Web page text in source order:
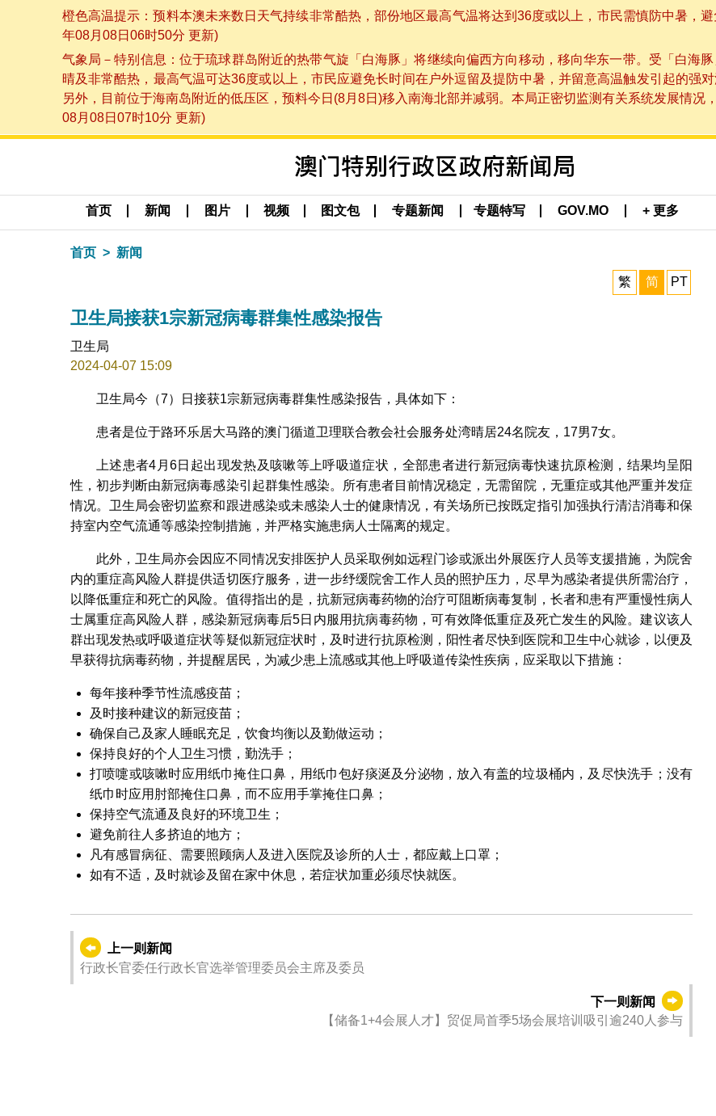
橙色高温提示：预料本澳未来数日天气持续非常酷热，部份地区最高气温将达到36度或以上，市民需慎防中暑，
年08月08日06时50分 更新)
气象局－特别信息：位于琉球群岛附近的热带气旋「白海豚」将继续向偏西方向移动，移向华东一带。受「白海
晴及非常酷热，最高气温可达36度或以上，市民应避免长时间在户外逗留及提防中暑，并留意高温触发引起的强
另外，目前位于海南岛附近的低压区，预料今日(8月8日)移入南海北部并减弱。本局正密切监测有关系统发展情况
08月08日07时10分 更新)
首页 新闻 图片 视频 图文包 专题新闻 专题特写 GOV.MO + 更多
首页 新闻
繁 简 PT
卫生局接获1宗新冠病毒群集性感染报告
卫生局
2024-04-07 15:09
卫生局今（7）日接获1宗新冠病毒群集性感染报告，具体如下：
患者是位于路环乐居大马路的澳门循道卫理联合教会社会服务处湾晴居24名院友，17男7女。
上述患者4月6日起出现发热及咳嗽等上呼吸道症状，全部患者进行新冠病毒快速抗原检测，结果均呈阳
性，初步判断由新冠病毒感染引起群集性感染。所有患者目前情况稳定，无需留院，无重症或其他严重并发症
情况。卫生局会密切监察和跟进感染或未感染人士的健康情况，有关场所已按既定指引加强执行清洁消毒和保
持室内空气流通等感染控制措施，并严格实施患病人士隔离的规定。
此外，卫生局亦会因应不同情况安排医护人员采取例如远程门诊或派出外展医疗人员等支援措施，为院舍
内的重症高风险人群提供适切医疗服务，进一步纾缓院舍工作人员的照护压力，尽早为感染者提供所需治疗，
以降低重症和死亡的风险。值得指出的是，抗新冠病毒药物的治疗可阻断病毒复制，长者和患有严重慢性病人
士属重症高风险人群，感染新冠病毒后5日内服用抗病毒药物，可有效降低重症及死亡发生的风险。建议该人
群出现发热或呼吸道症状等疑似新冠症状时，及时进行抗原检测，阳性者尽快到医院和卫生中心就诊，以便及
早获得抗病毒药物，并提醒居民，为减少患上流感或其他上呼吸道传染性疾病，应采取以下措施：
每年接种季节性流感疫苗；
及时接种建议的新冠疫苗；
确保自己及家人睡眠充足，饮食均衡以及勤做运动；
保持良好的个人卫生习惯，勤洗手；
打喷嚏或咳嗽时应用纸巾掩住口鼻，用纸巾包好痰涎及分泌物，放入有盖的垃圾桶内，及尽快洗手；没有
纸巾时应用肘部掩住口鼻，而不应用手掌掩住口鼻；
保持空气流通及良好的环境卫生；
避免前往人多挤迫的地方；
凡有感冒病征、需要照顾病人及进入医院及诊所的人士，都应戴上口罩；
如有不适，及时就诊及留在家中休息，若症状加重必须尽快就医。
上一则新闻
行政长官委任行政长官选举管理委员会主席及委员
下一则新闻
【储备1+4会展人才】贸促局首季5场会展培训吸引逾240人参与